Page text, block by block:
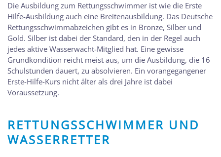
Die Ausbildung zum Rettungsschwimmer ist wie die Erste
Hilfe-Ausbildung auch eine Breitenausbildung. Das Deutsche
Rettungsschwimmabzeichen gibt es in Bronze, Silber und
Gold. Silber ist dabei der Standard, den in der Regel auch
jedes aktive Wasserwacht-Mitglied hat. Eine gewisse
Grundkondition reicht meist aus, um die Ausbildung, die 16
Schulstunden dauert, zu absolvieren. Ein vorangegangener
Erste-Hilfe-Kurs nicht älter als drei Jahre ist dabei
Voraussetzung.
RETTUNGSSCHWIMMER UND
WASSERRETTER